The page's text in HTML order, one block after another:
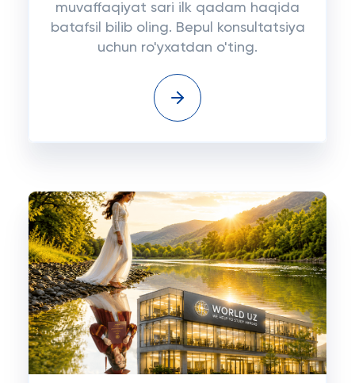
muvaffaqiyat sari ilk qadam haqida
batafsil bilib oling. Bepul konsultatsiya
uchun ro'yxatdan o'ting.